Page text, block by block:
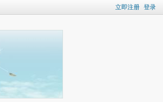
立即注册 登录